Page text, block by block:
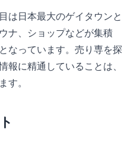
は日本最大のゲイタウンと
ナ、ショップなどが集積
なっています。売り専を探
報に精通していることは、
す。